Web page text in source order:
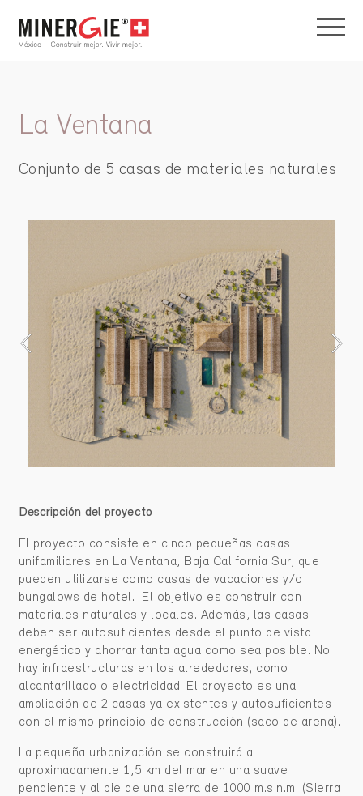
La Ventana
Conjunto de 5 casas de materiales naturales
Descripción del proyecto
El proyecto consiste en cinco pequeñas casas
unifamiliares en La Ventana, Baja California Sur, que
pueden utilizarse como casas de vacaciones y/o
bungalows de hotel. El objetivo es construir con
materiales naturales y locales. Además, las casas
deben ser autosuficientes desde el punto de vista
energético y ahorrar tanta agua como sea posible. No
hay infraestructuras en los alrededores, como
alcantarillado o electricidad. El proyecto es una
ampliación de 2 casas ya existentes y autosuficientes
con el mismo principio de construcción (saco de arena).
La pequeña urbanización se construirá a
aproximadamente 1,5 km del mar en una suave
pendiente y al pie de una sierra de 1000 m.s.n.m. (Sierra